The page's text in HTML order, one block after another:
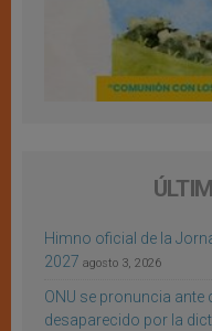
Himno oficial de la
2027 agosto 3, 2026
ONU se pronuncia
desaparecido por la